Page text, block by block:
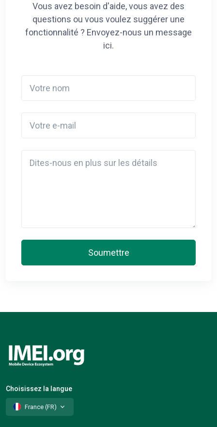
Vous avez besoin d'aide, vous avez des
questions ou vous voulez suggérer une
fonctionnalité ? Envoyez-nous un message
ici.
Soumettre
Choisissez la langue
France (FR)